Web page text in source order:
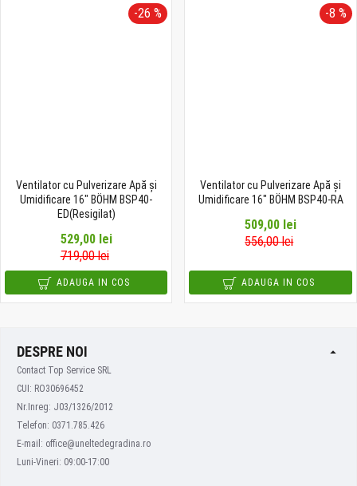
-26 %
Ventilator cu Pulverizare Apă și
Umidificare 16" BÖHM BSP40-
ED(Resigilat)
529,00 lei
719,00 lei
ADAUGA IN COS
-8 %
Ventilator cu Pulverizare Apă și
Umidificare 16" BÖHM BSP40-RA
509,00 lei
556,00 lei
ADAUGA IN COS
DESPRE NOI
Contact Top Service SRL
CUI: RO30696452
Nr.Inreg: J03/1326/2012
Telefon: 0371.785.426
E-mail: office@uneltedegradina.ro
Luni-Vineri: 09:00-17:00